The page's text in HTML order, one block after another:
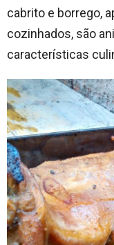
cabrito e borrego,
cozinhados, são
características